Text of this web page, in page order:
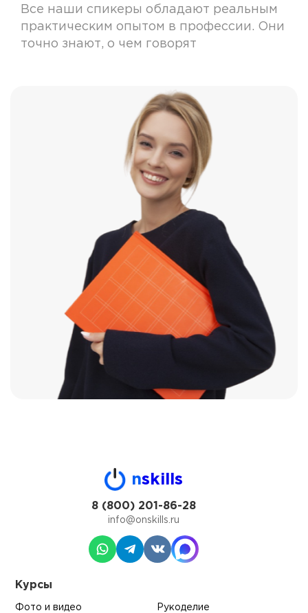
Все наши спикеры обладают реальным
практическим опытом в профессии. Они
точно знают, о чем говорят
nskills
8 (800) 201-86-28
info@onskills.ru
Курсы
Фото и видео
Рукоделие